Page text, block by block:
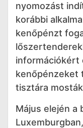
nyomozást
korábbi
kenőpénzt
információkért
kenőpénzeket
tisztára
Május elején a